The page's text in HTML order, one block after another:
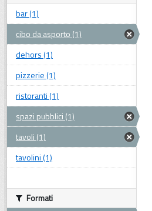
bar (1)
cibo da asporto (1)
dehors (1)
pizzerie (1)
ristoranti (1)
spazi pubblici (1)
tavoli (1)
tavolini (1)
Formati